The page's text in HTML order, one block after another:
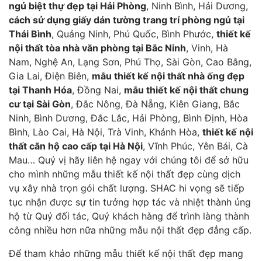
ngủ biệt thự đẹp tại Hải Phòng, Ninh Bình, Hải Dương,
cách sử dụng giấy dán tường trang trí phòng ngủ tại
Thái Bình, Quảng Ninh, Phú Quốc, Bình Phước, thiết kế
nội thất tòa nhà văn phòng tại Bắc Ninh, Vinh, Hà
Nam, Nghệ An, Lạng Sơn, Phú Thọ, Sài Gòn, Cao Bằng,
Gia Lai, Điện Biên, mẫu thiết kế nội thất nhà ống đẹp
tại Thanh Hóa, Đồng Nai, mẫu thiết kế nội thất chung
cư tại Sài Gòn, Đắc Nông, Đà Nẵng, Kiên Giang, Bắc
Ninh, Bình Dương, Đắc Lắc, Hải Phòng, Bình Định, Hòa
Bình, Lào Cai, Hà Nội, Trà Vinh, Khánh Hòa, thiết kế nội
thất căn hộ cao cấp tại Hà Nội, Vĩnh Phúc, Yên Bái, Cà
Mau… Quý vị hãy liên hệ ngay với chúng tôi để sở hữu
cho mình những mẫu thiết kế nội thất đẹp cùng dịch
vụ xây nhà trọn gói chất lượng. SHAC hi vọng sẽ tiếp
tục nhận được sự tin tưởng hợp tác và nhiệt thành ủng
hộ từ Quý đối tác, Quý khách hàng để trình làng thành
công nhiều hơn nữa những mẫu nội thất đẹp đẳng cấp.
Để tham khảo những mẫu thiết kế nội thất đẹp mang